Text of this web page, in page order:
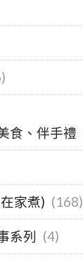
食、伴手禮
家煮) (168)
系列 (4)